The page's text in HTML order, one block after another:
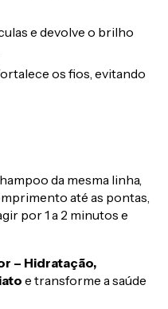
e devolve o brilho
os fios, evitando
da mesma linha,
até as pontas,
por 1 a 2 minutos e
– Hidratação,
e transforme a saúde